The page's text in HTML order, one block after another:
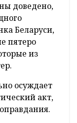
доведено,
Беларуси,
пятеро
из
осуждает
акт,